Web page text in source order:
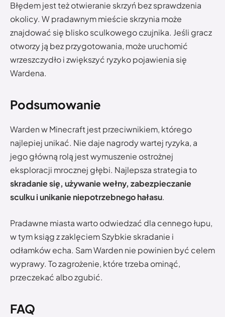
Błędem jest też otwieranie skrzyń bez sprawdzenia
okolicy. W pradawnym mieście skrzynia może
znajdować się blisko sculkowego czujnika. Jeśli gracz
otworzy ją bez przygotowania, może uruchomić
wrzeszczydło i zwiększyć ryzyko pojawienia się
Wardena.
Podsumowanie
Warden w Minecraft jest przeciwnikiem, którego
najlepiej unikać. Nie daje nagrody wartej ryzyka, a
jego główną rolą jest wymuszenie ostrożnej
eksploracji mrocznej głębi. Najlepsza strategia to
skradanie się, używanie wełny, zabezpieczanie
sculku i unikanie niepotrzebnego hałasu.
Pradawne miasta warto odwiedzać dla cennego łupu,
w tym ksiąg z zaklęciem Szybkie skradanie i
odłamków echa. Sam Warden nie powinien być celem
wyprawy. To zagrożenie, które trzeba ominąć,
przeczekać albo zgubić.
FAQ